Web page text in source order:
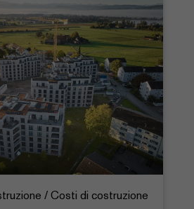
/ Costi di costruzione